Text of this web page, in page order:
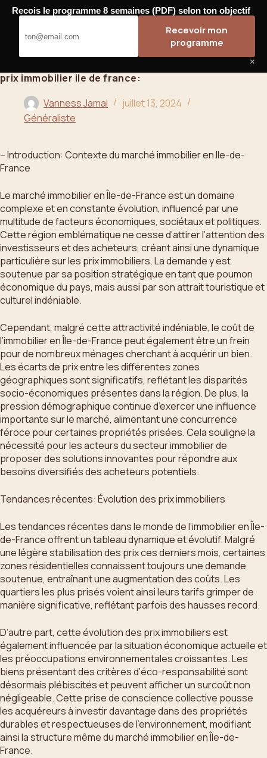
Passer
contenu
Bahoo
prix immobilier ile de france:
Vanness Jamal
juillet 13, 2024
Généraliste
– Introduction: Contexte du marché immobilier en Ile-de-
France
Le marché immobilier en Île-de-France est un domaine
complexe et en constante évolution, influencé par une
multitude de facteurs économiques, sociétaux et politiques.
Cette région emblématique ne cesse d’attirer l’attention des
investisseurs et des acheteurs, créant ainsi une dynamique
particulière sur les prix immobiliers. La demande y est
soutenue par sa position stratégique en tant que poumon
économique du pays, mais aussi par son attrait touristique et
culturel indéniable.
Cependant, malgré cette attractivité indéniable, le coût de
l’immobilier en Île-de-France peut également être un frein
pour de nombreux ménages cherchant à acquérir un bien.
Les écarts de prix entre les différentes zones
géographiques sont significatifs, reflétant les disparités
socio-économiques présentes dans la région. De plus, la
pression démographique continue d’exercer une influence
importante sur le marché, alimentant une concurrence
féroce pour certaines propriétés prisées. Cela souligne la
nécessité pour les acteurs du secteur immobilier de
proposer des solutions innovantes pour répondre aux
besoins diversifiés des acheteurs potentiels.
Tendances récentes: Évolution des prix immobiliers
Les tendances récentes dans le monde de l’immobilier en Île-
de-France offrent un tableau dynamique et évolutif. Malgré
une légère stabilisation des prix ces derniers mois, certaines
zones résidentielles connaissent toujours une demande
soutenue, entraînant une augmentation des coûts. Les
quartiers les plus prisés voient ainsi leurs tarifs grimper de
manière significative, reflétant parfois des hausses record.
D’autre part, cette évolution des prix immobiliers est
également influencée par la situation économique actuelle et
les préoccupations environnementales croissantes. Les
biens présentant des critères d’éco-responsabilité sont
désormais plébiscités et peuvent afficher un surcoût non
négligeable. Cette prise de conscience collective pousse
les acquéreurs à investir davantage dans des propriétés
durables et respectueuses de l’environnement, modifiant
ainsi la structure même du marché immobilier en Île-de-
France.
Recois le programme 8 semaines (PDF) selon ton objectif
Recevoir mon
programme
×